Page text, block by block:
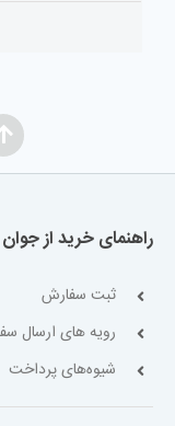
راهنمای خرید از
ثبت سفارش
رویه های ارسال
شیوه‌های پرداخت